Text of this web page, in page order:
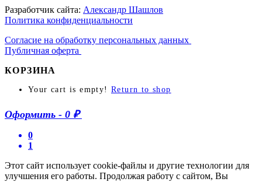
Разработчик сайта: Александр Шашлов
Политика конфиденциальности
Согласие на обработку персональных данных
Публичная оферта
КОРЗИНА
Your cart is empty! Return to shop
Оформить - 0 ₽
0
1
Этот сайт использует cookie-файлы и другие технологии для
улучшения его работы. Продолжая работу с сайтом, Вы